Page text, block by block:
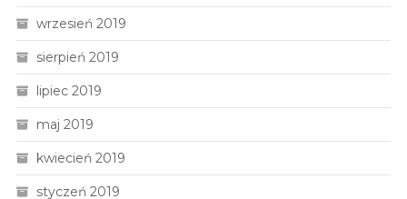
wrzesień 2019
sierpień 2019
lipiec 2019
maj 2019
kwiecień 2019
styczeń 2019